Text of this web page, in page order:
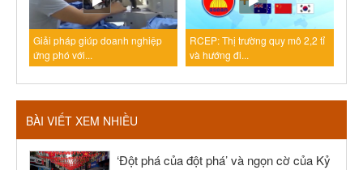
Giải pháp giúp doanh nghiệp
ứng phó với...
RCEP: Thị trường quy mô 2,2 tỉ
và hướng đi...
BÀI VIẾT XEM NHIỀU
‘Đột phá của đột phá’ và ngọn cờ của Kỷ